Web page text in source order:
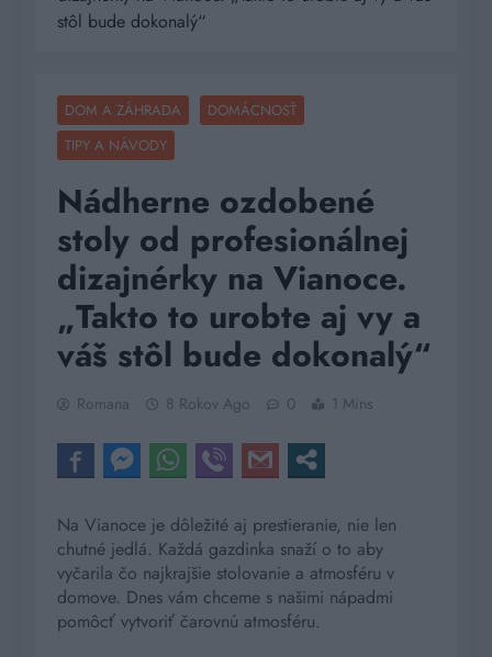
stôl bude dokonalý“
DOM A ZÁHRADA
DOMÁCNOSŤ
TIPY A NÁVODY
Nádherne ozdobené
stoly od profesionálnej
dizajnérky na Vianoce.
„Takto to urobte aj vy a
váš stôl bude dokonalý“
Romana 8 Rokov Ago 0 1 Mins
Na Vianoce je dôležité aj prestieranie, nie len
chutné jedlá. Každá gazdinka snaží o to aby
vyčarila čo najkrajšie stolovanie a atmosféru v
domove. Dnes vám chceme s našimi nápadmi
pomôcť vytvoriť čarovnú atmosféru.